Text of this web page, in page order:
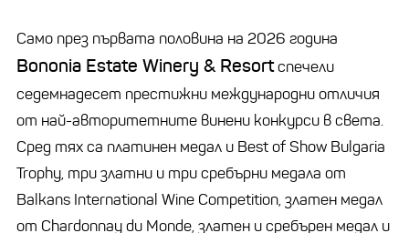
Само през първата половина на 2026 година
Bononia Estate Winery & Resortспечели
седемнадесет престижни международни отличия
от най-авторитетните винени конкурси в света.
Сред тях са платинен медал и Best of Show Bulgaria
Trophy, три златни и три сребърни медала от
Balkans International Wine Competition, златен медал
от Chardonnay du Monde, златен и сребърен медал и